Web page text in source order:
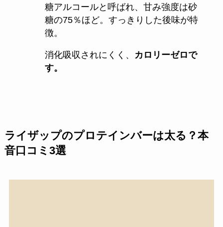
糖アルコールと呼ばれ、甘み強度は砂
糖の75％ほど。すっきりした後味が特
徴。
消化吸収されにくく、
カロリーゼロで
す。
ライザップのプロテインバーは太る？本
音口コミ3選